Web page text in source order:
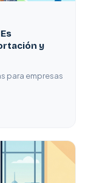
y
para empresas